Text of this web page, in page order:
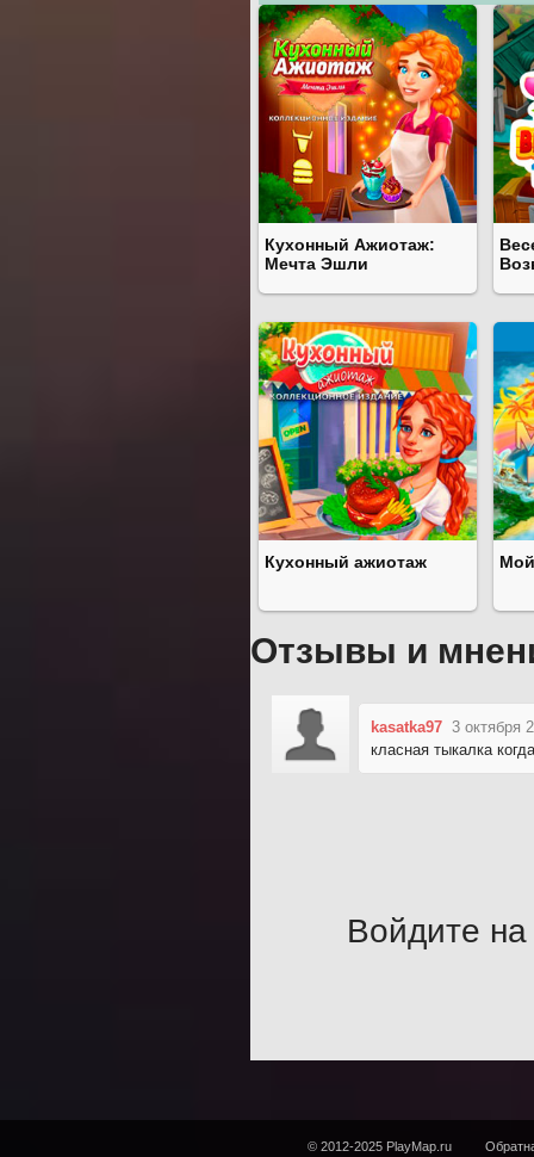
Кухонный Ажиотаж:
Мечта Эшли
Кухонный ажиотаж
Отзывы и
kasatka97 3 октября
класная тыкалка
Войдите на
© 2012-2025 PlayMap.ru